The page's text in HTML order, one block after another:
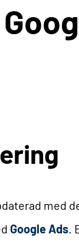
med
Google Ads.